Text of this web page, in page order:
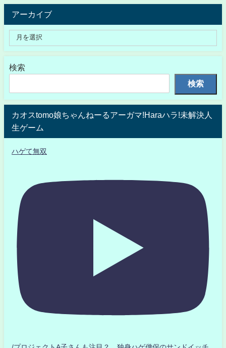
アーカイブ
検索
検索
カオスtomo娘ちゃんねーるアーガマ!Haraハラ!未解決人
生ゲーム
ハゲて無双